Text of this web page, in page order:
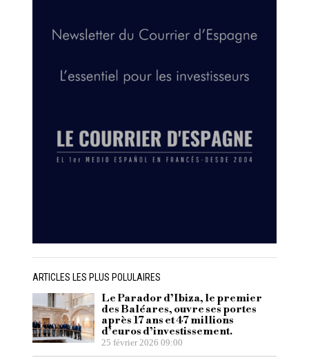
ARTICLES LES PLUS POLULAIRES
Le Parador d’Ibiza, le premier
des Baléares, ouvre ses portes
après 17 ans et 47 millions
d’euros d’investissement.
25 février 2026 09:00